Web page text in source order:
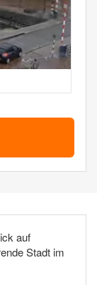
auf
Stadt im